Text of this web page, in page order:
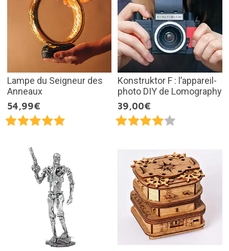
Lampe du Seigneur des
Anneaux
54,99€
Konstruktor F : l’appareil-
photo DIY de Lomography
39,00€